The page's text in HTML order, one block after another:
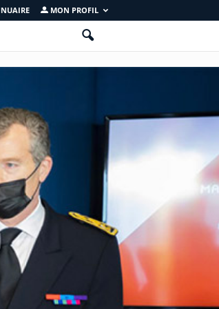
MON PROFIL